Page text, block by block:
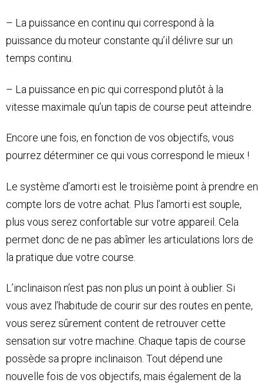
– La puissance en continu qui correspond à la
puissance du moteur constante qu’il délivre sur un
temps continu.
– La puissance en pic qui correspond plutôt à la
vitesse maximale qu’un tapis de course peut atteindre.
Encore une fois, en fonction de vos objectifs, vous
pourrez déterminer ce qui vous correspond le mieux !
Le système d’amorti est le troisième point à prendre en
compte lors de votre achat. Plus l’amorti est souple,
plus vous serez confortable sur votre appareil. Cela
permet donc de ne pas abîmer les articulations lors de
la pratique due votre course.
L’inclinaison n’est pas non plus un point à oublier. Si
vous avez l’habitude de courir sur des routes en pente,
vous serez sûrement content de retrouver cette
sensation sur votre machine. Chaque tapis de course
possède sa propre inclinaison. Tout dépend une
nouvelle fois de vos objectifs, mais également de la